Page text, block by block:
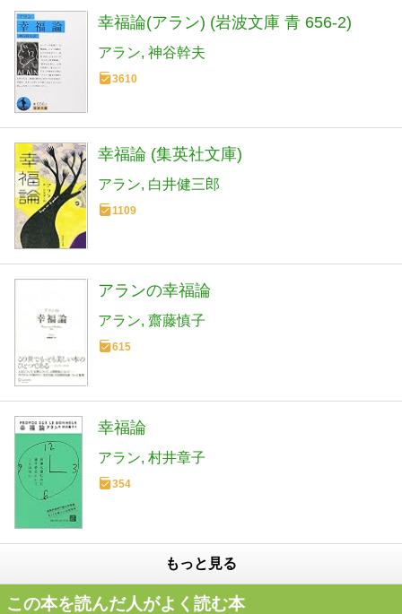
幸福論(アラン) (岩波文庫 青 656-2)
アラン 神谷幹夫
3610
幸福論 (集英社文庫)
アラン 白井健三郎
1109
アランの幸福論
アラン 齋藤慎子
615
幸福論
アラン 村井章子
354
もっと見る
この本を読んだ人がよく読む本